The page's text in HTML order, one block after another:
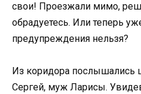
свои! Проезжали мимо,
обрадуетесь. Или теперь
предупреждения нельзя?
Из коридора послышались
Сергей, муж Ларисы.